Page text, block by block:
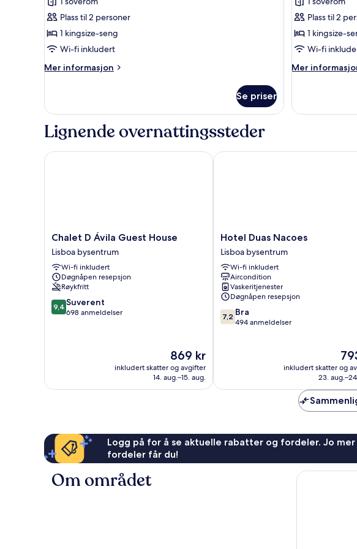
deluxe,
privat
bad
Plass til 2 personer
1 kingsize-seng
Wi-fi inkludert
Mer informasjon
Mer
–
privat
Se priser
premium,
privat
bad
Plass til 2
1 kingsize-
Wi-fi
Mer
Mer
–
Lignende overnattingssteder
Chalet
D
Ávila
Guest
House
Lisboa
bysentrum
Chalet D Ávila Guest House
Lisboa bysentrum
Wi-fi inkludert
Døgnåpen resepsjon
Røykfritt
9.4
av
9,4 Suverent
698 anmeldelser
Prisen
er
869 kr
869 kr
inkludert skatter og avgifter
14. aug.–15. aug.
Chalet D Ávila Guest House
Hotel
Duas
Nacoes
Lisboa
bysentrum
Hotel Duas Nacoes
Lisboa bysentrum
Wi-fi inkludert
Aircondition
Vaskeritjenester
Døgnåpen resepsjon
7.2
av
7,2 Bra
494 anmeldelser
er
793
inkludert skatter og
23.
Hotel Duas Nacoes
Logg på for å se aktuelle rabatter og fordeler. Jo
fordeler får du!
Om området